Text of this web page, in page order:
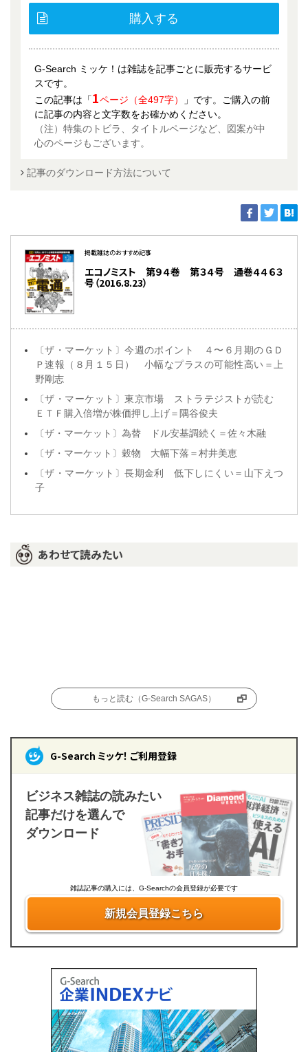
購入する
G-Search ミッケ！は雑誌を記事ごとに販売するサービ
スです。
この記事は「1ページ（全497字）
」です。ご購入の前
に記事の内容と文字数をお確かめください。
（注）特集のトビラ、タイトルページなど、図案が中
心のページもございます。
記事のダウンロード方法について
掲載雑誌のおすすめ記事
エコノミスト 第９４巻 第３４号 通巻４４６３
号（2016.8.23）
〔ザ・マーケット〕今週のポイント ４〜６月期のＧＤ
Ｐ速報（８月１５日） 小幅なプラスの可能性高い＝上
野剛志
〔ザ・マーケット〕東京市場 ストラテジストが読む
ＥＴＦ購入倍増が株価押し上げ＝隅谷俊夫
〔ザ・マーケット〕為替 ドル安基調続く＝佐々木融
〔ザ・マーケット〕穀物 大幅下落＝村井美恵
〔ザ・マーケット〕長期金利 低下しにくい＝山下えつ
子
あわせて読みたい
もっと読む（G-Search SAGAS）
G-Search ミッケ！ ご利用登録
ビジネス雑誌の読みたい
記事だけを選んで
ダウンロード
雑誌記事の購入には、G-Searchの会員登録が必要です
新規会員登録こちら